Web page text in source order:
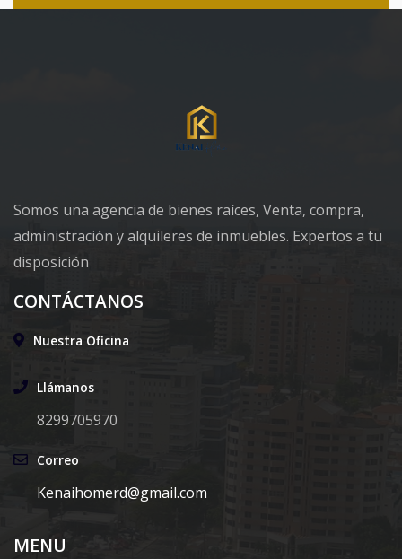
Somos una agencia de bienes raíces, Venta, compra,
administración y alquileres de inmuebles. Expertos a tu
disposición
CONTÁCTANOS
Nuestra Oficina
Llámanos
8299705970
Correo
Kenaihomerd@gmail.com
MENU